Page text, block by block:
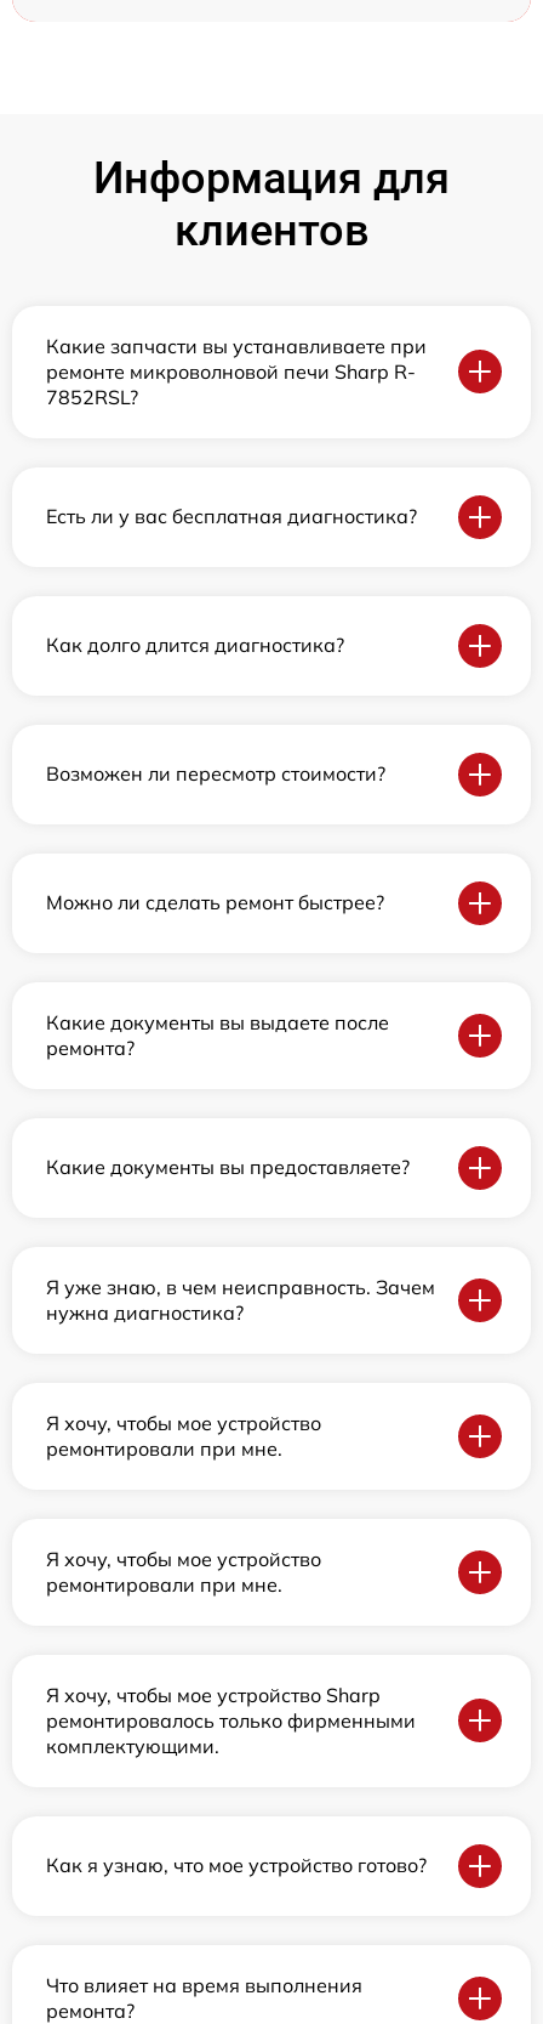
Информация для
клиентов
Какие запчасти вы устанавливаете при
ремонте микроволновой печи Sharp R-
7852RSL?
Есть ли у вас бесплатная диагностика?
Как долго длится диагностика?
Возможен ли пересмотр стоимости?
Можно ли сделать ремонт быстрее?
Какие документы вы выдаете после
ремонта?
Какие документы вы предоставляете?
Я уже знаю, в чем неисправность. Зачем
нужна диагностика?
Я хочу, чтобы мое устройство
ремонтировали при мне.
Я хочу, чтобы мое устройство
ремонтировали при мне.
Я хочу, чтобы мое устройство Sharp
ремонтировалось только фирменными
комплектующими.
Как я узнаю, что мое устройство готово?
Что влияет на время выполнения
ремонта?